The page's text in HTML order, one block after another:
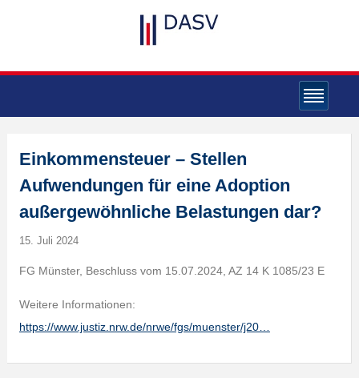
Einkommensteuer – Stellen
Aufwendungen für eine Adoption
außergewöhnliche Belastungen dar?
15. Juli 2024
FG Münster, Beschluss vom 15.07.2024, AZ 14 K 1085/23 E
Weitere Informationen:
https://www.justiz.nrw.de/nrwe/fgs/muenster/j20…